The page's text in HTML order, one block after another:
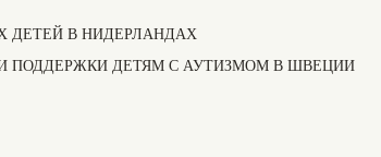
В НИДЕРЛАНДАХ
И ПОДДЕРЖКИ ДЕТЯМ С АУТИЗМОМ В ШВЕЦИИ